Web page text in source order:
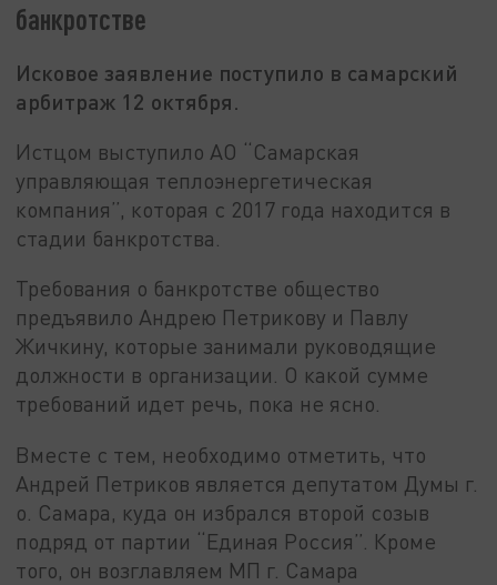
банкротстве
Исковое заявление поступило в самарский
арбитраж 12 октября.
Истцом выступило АО “Самарская
управляющая теплоэнергетическая
компания”, которая с 2017 года находится в
стадии банкротства.
Требования о банкротстве общество
предъявило Андрею Петрикову и Павлу
Жичкину, которые занимали руководящие
должности в организации. О какой сумме
требований идет речь, пока не ясно.
Вместе с тем, необходимо отметить, что
Андрей Петриков является депутатом Думы г.
о. Самара, куда он избрался второй созыв
подряд от партии “Единая Россия”. Кроме
того, он возглавляем МП г. Самара